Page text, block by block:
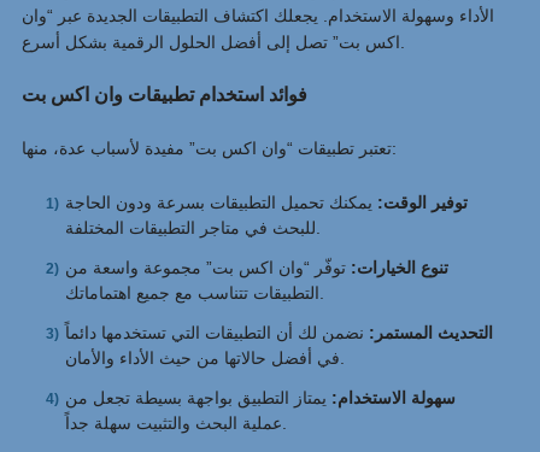
الأداء وسهولة الاستخدام. يجعلك اكتشاف التطبيقات الجديدة عبر “وان
فوائد استخدام تطبيقات وان اكس بت
تعتبر تطبيقات “وان اكس بت” مفيدة لأسباب عدة، منها:
توفير الوقت: يمكنك تحميل التطبيقات بسرعة ودون الحاجة
تنوع الخيارات: توفّر “وان اكس بت” مجموعة واسعة من
التحديث المستمر: نضمن لك أن التطبيقات التي تستخدمها دائماً
سهولة الاستخدام: يمتاز التطبيق بواجهة بسيطة تجعل من